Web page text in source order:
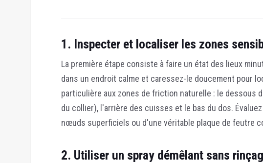
1. Inspecter et localiser les zones
La première étape consiste à faire un état des lieux
dans un endroit calme et caressez-le doucement pour
particulière aux zones de friction naturelle : le dessous
du collier), l'arrière des cuisses et le bas du dos.
nœuds superficiels ou d'une véritable plaque de feutre
2. Utiliser un spray démêlant sans